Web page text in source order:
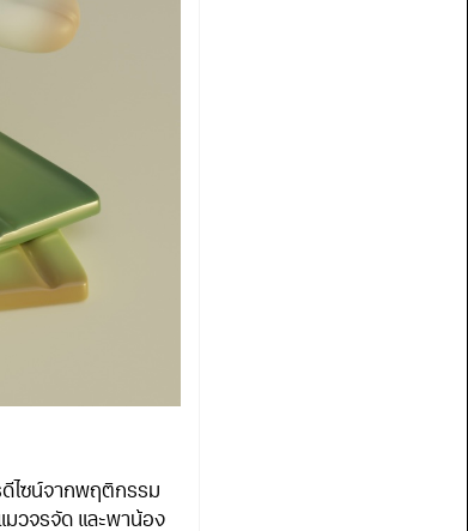
ดีไซน์จากพฤติกรรม
มวจรจัด และพาน้อง